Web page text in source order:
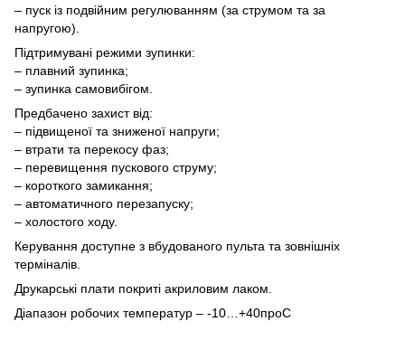
– пуск із подвійним регулюванням (за струмом та за
напругою).
Підтримувані режими зупинки:
– плавний зупинка;
– зупинка самовибігом.
Предбачено захист від:
– підвищеної та зниженої напруги;
– втрати та перекосу фаз;
– перевищення пускового струму;
– короткого замикання;
– автоматичного перезапуску;
– холостого ходу.
Керування доступне з вбудованого пульта та зовнішніх
терміналів.
Друкарські плати покриті акриловим лаком.
Діапазон робочих температур – -10…+40проС